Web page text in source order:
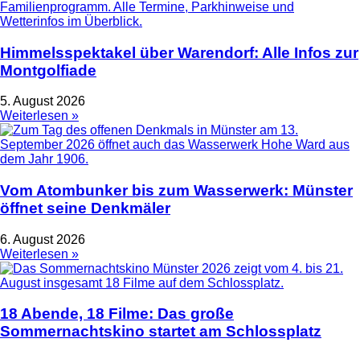
Himmelsspektakel über Warendorf: Alle Infos zur
Montgolfiade
5. August 2026
Weiterlesen »
Vom Atombunker bis zum Wasserwerk: Münster
öffnet seine Denkmäler
6. August 2026
Weiterlesen »
18 Abende, 18 Filme: Das große
Sommernachtskino startet am Schlossplatz